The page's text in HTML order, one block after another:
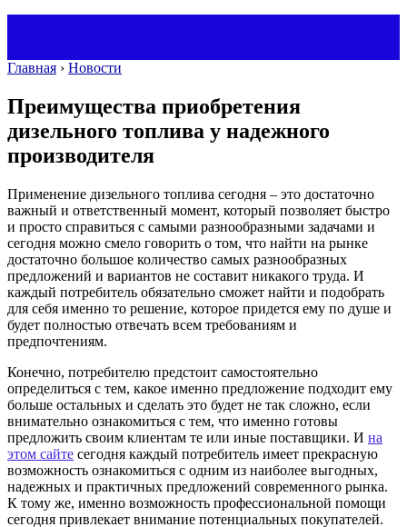
Главная › Новости
Преимущества приобретения
дизельного топлива у надежного
производителя
Применение дизельного топлива сегодня – это достаточно
важный и ответственный момент, который позволяет быстро
и просто справиться с самыми разнообразными задачами и
сегодня можно смело говорить о том, что найти на рынке
достаточно большое количество самых разнообразных
предложений и вариантов не составит никакого труда. И
каждый потребитель обязательно сможет найти и подобрать
для себя именно то решение, которое придется ему по душе и
будет полностью отвечать всем требованиям и
предпочтениям.
Конечно, потребителю предстоит самостоятельно
определиться с тем, какое именно предложение подходит ему
больше остальных и сделать это будет не так сложно, если
внимательно ознакомиться с тем, что именно готовы
предложить своим клиентам те или иные поставщики. И на
этом сайте сегодня каждый потребитель имеет прекрасную
возможность ознакомиться с одним из наиболее выгодных,
надежных и практичных предложений современного рынка.
К тому же, именно возможность профессиональной помощи
сегодня привлекает внимание потенциальных покупателей.